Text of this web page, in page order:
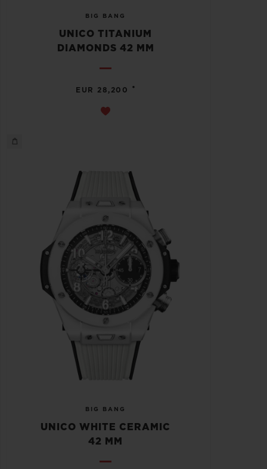
BIG BANG
UNICO TITANIUM
DIAMONDS 42 MM
EUR 28,200 •
BIG BANG
UNICO WHITE CERAMIC
42 MM